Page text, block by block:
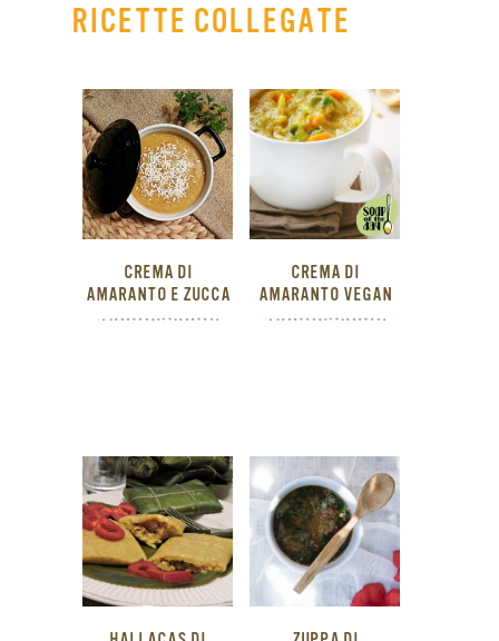
RICETTE COLLEGATE
CREMA DI
AMARANTO E ZUCCA
CREMA DI
AMARANTO VEGAN